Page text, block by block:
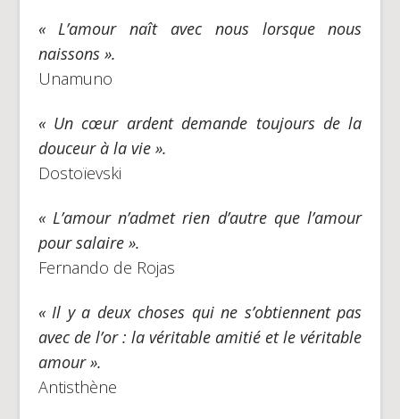
« L’amour naît avec nous lorsque nous
naissons ».
Unamuno
« Un cœur ardent demande toujours de la
douceur à la vie ».
Dostoïevski
« L’amour n’admet rien d’autre que l’amour
pour salaire ».
Fernando de Rojas
« Il y a deux choses qui ne s’obtiennent pas
avec de l’or : la véritable amitié et le véritable
amour ».
Antisthène